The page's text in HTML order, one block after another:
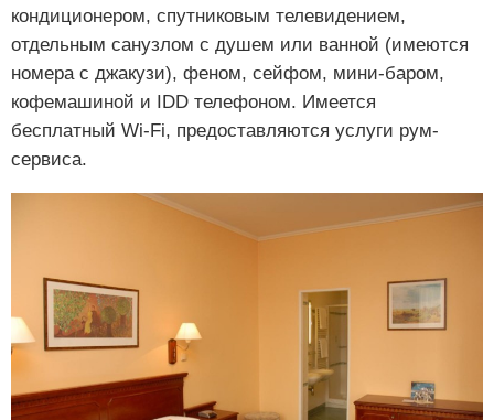
кондиционером, спутниковым телевидением,
отдельным санузлом с душем или ванной (имеются
номера с джакузи), феном, сейфом, мини-баром,
кофемашиной и IDD телефоном. Имеется
бесплатный Wi-Fi, предоставляются услуги рум-
сервиса.